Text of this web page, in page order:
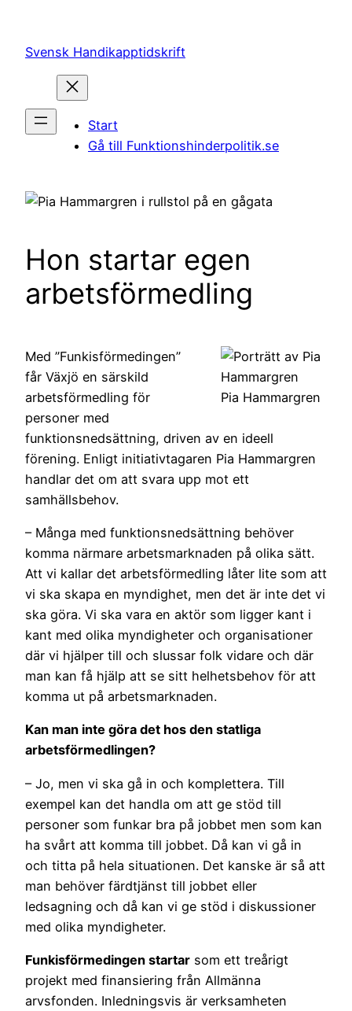
innehåll
Svensk Handikapptidskrift
Start
Gå till Funktionshinderpolitik.se
Hon startar egen
arbetsförmedling
Pia Hammargren
Med ”Funkisförmedingen”
får Växjö en särskild
arbetsförmedling för
personer med
funktionsnedsättning, driven av en ideell
förening. Enligt initiativtagaren Pia Hammargren
handlar det om att svara upp mot ett
samhällsbehov.
– Många med funktionsnedsättning behöver
komma närmare arbetsmarknaden på olika sätt.
Att vi kallar det arbetsförmedling låter lite som att
vi ska skapa en myndighet, men det är inte det vi
ska göra. Vi ska vara en aktör som ligger kant i
kant med olika myndigheter och organisationer
där vi hjälper till och slussar folk vidare och där
man kan få hjälp att se sitt helhetsbehov för att
komma ut på arbetsmarknaden.
Kan man inte göra det hos den statliga
arbetsförmedlingen?
– Jo, men vi ska gå in och komplettera. Till
exempel kan det handla om att ge stöd till
personer som funkar bra på jobbet men som kan
ha svårt att komma till jobbet. Då kan vi gå in
och titta på hela situationen. Det kanske är så att
man behöver färdtjänst till jobbet eller
ledsagning och då kan vi ge stöd i diskussioner
med olika myndigheter.
Funkisförmedingen startar som ett treårigt
projekt med finansiering från Allmänna
arvsfonden. Inledningsvis är verksamheten